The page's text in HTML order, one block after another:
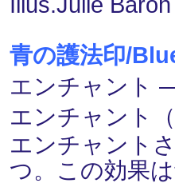
青の護法印/
エンチャント
エンチャント
エンチャント
つ。この効果